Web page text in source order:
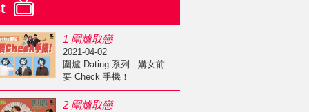
1 圍爐取戀
2021-04-02
圍爐 Dating 系列 - 媾女前
要 Check 手機！
2 圍爐取戀